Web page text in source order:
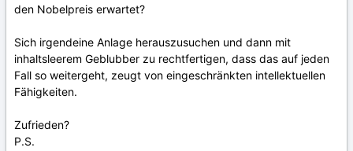
den Nobelpreis erwartet?
Sich irgendeine Anlage herauszusuchen und dann mit
inhaltsleerem Geblubber zu rechtfertigen, dass das auf jeden
Fall so weitergeht, zeugt von eingeschränkten intellektuellen
Fähigkeiten.
Zufrieden?
P.S.